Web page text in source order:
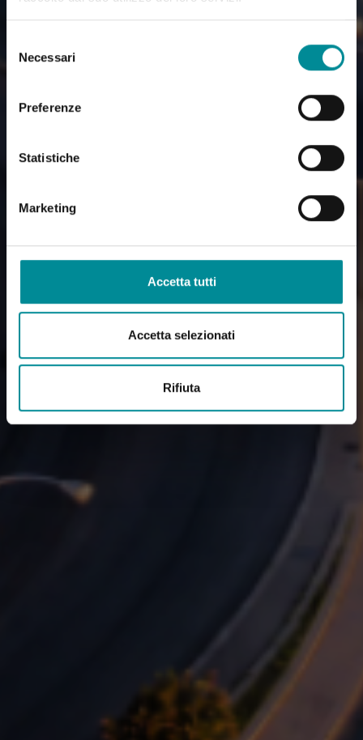
delNecessari
Preferenze
Statistiche
Marketing
Accetta tutti
Accetta selezionati
Rifiuta